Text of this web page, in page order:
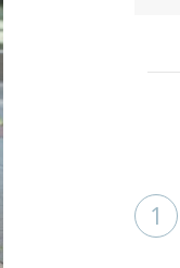
1